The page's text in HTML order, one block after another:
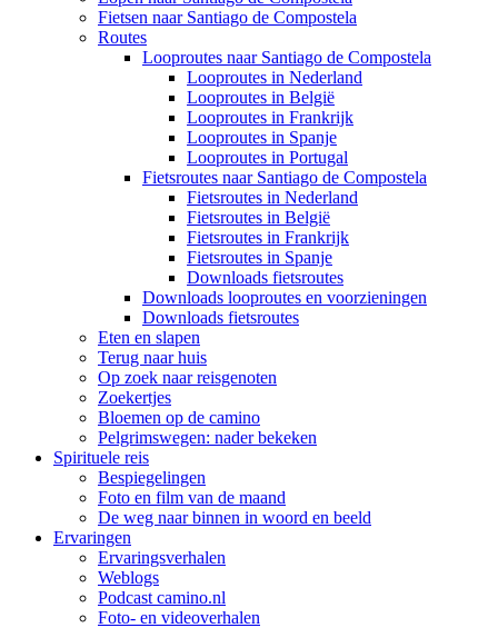
Fietsen naar Santiago de Compostela
Routes
Looproutes naar Santiago de Compostela
Looproutes in Nederland
Looproutes in België
Looproutes in Frankrijk
Looproutes in Spanje
Looproutes in Portugal
Fietsroutes naar Santiago de Compostela
Fietsroutes in Nederland
Fietsroutes in België
Fietsroutes in Frankrijk
Fietsroutes in Spanje
Downloads fietsroutes
Downloads looproutes en voorzieningen
Downloads fietsroutes
Eten en slapen
Terug naar huis
Op zoek naar reisgenoten
Zoekertjes
Bloemen op de camino
Pelgrimswegen: nader bekeken
Spirituele reis
Bespiegelingen
Foto en film van de maand
De weg naar binnen in woord en beeld
Ervaringen
Ervaringsverhalen
Weblogs
Podcast camino.nl
Foto- en videoverhalen